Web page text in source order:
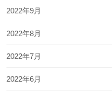
2022年9月
2022年8月
2022年7月
2022年6月